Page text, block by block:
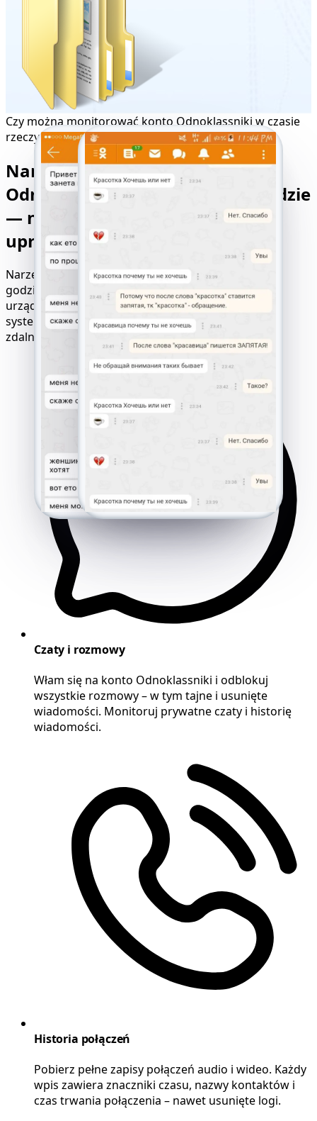
Czy można monitorować konto Odnoklassniki w czasie
rzeczywistym?
Narzędzie do śledzenia
Odnoklassniki, które działa wszędzie
— nie wymaga dostępu ani
uprawnień
Narzędzie do hakowania Odnoklassniki działa 24
godziny na dobę, 7 dni w tygodniu, na każdym
urządzeniu i w każdej przeglądarce. Niezależnie od
systemu operacyjnego i lokalizacji, uruchamia się
zdalnie, bez instalacji, dostępu lub alertów.
Czaty i rozmowy
Włam się na konto Odnoklassniki i odblokuj
wszystkie rozmowy – w tym tajne i usunięte
wiadomości. Monitoruj prywatne czaty i historię
wiadomości.
Historia połączeń
Pobierz pełne zapisy połączeń audio i wideo. Każdy
wpis zawiera znaczniki czasu, nazwy kontaktów i
czas trwania połączenia – nawet usunięte logi.